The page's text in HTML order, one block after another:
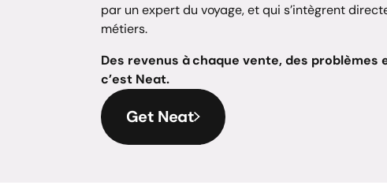
par un expert du voyage, et qui s’intègrent
métiers.
Des revenus àchaque vente, des problèmes
c’est Neat.
Get Neat